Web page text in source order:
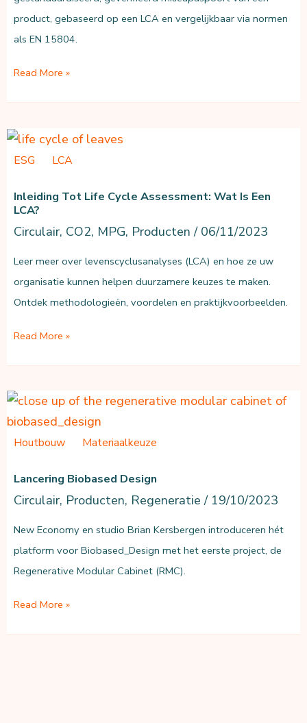
product, gebaseerd op een LCA en vergelijkbaar via normen
als EN 15804.
Wat
EPD
(Environmental
Declaration)?
Read More »
ESG LCA
Inleiding Tot Life Cycle Assessment: Wat Is Een
LCA?
Circulair, CO2, MPG, Producten / 06/11/2023
Leer meer over levenscyclusanalyses (LCA) en hoe ze uw
organisatie kunnen helpen duurzamere keuzes te maken.
Ontdek methodologieën, voordelen en praktijkvoorbeelden.
Inleiding
Cycle
Assessment:
Wat
een
LCA?
Read More »
Houtbouw Materiaalkeuze
Lancering Biobased Design
Circulair, Producten, Regeneratie / 19/10/2023
New Economy en studio Brian Kersbergen introduceren hét
platform voor Biobased_Design met het eerste project, de
Regenerative Modular Cabinet (RMC).
Lancering
Read More »